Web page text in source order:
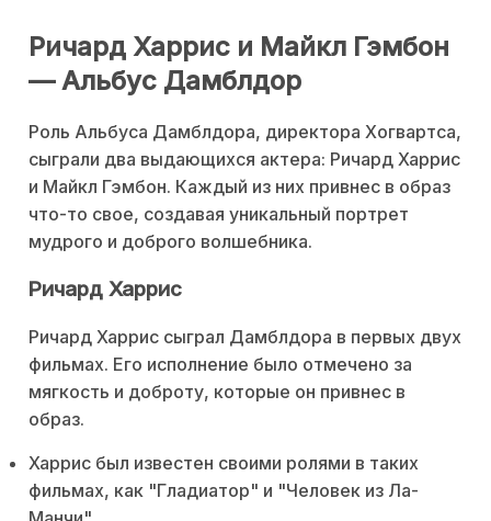
Ричард Харрис и Майкл Гэмбон
— Альбус Дамблдор
Роль Альбуса Дамблдора, директора Хогвартса,
сыграли два выдающихся актера: Ричард Харрис
и Майкл Гэмбон. Каждый из них привнес в образ
что-то свое, создавая уникальный портрет
мудрого и доброго волшебника.
Ричард Харрис
Ричард Харрис сыграл Дамблдора в первых двух
фильмах. Его исполнение было отмечено за
мягкость и доброту, которые он привнес в
образ.
Харрис был известен своими ролями в таких
фильмах, как "Гладиатор" и "Человек из Ла-